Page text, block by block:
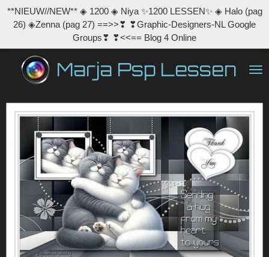
Ga
direct
de
hoofdinhoudMarja Psp Lessen
**NIEUW//NEW** ◈ 1200 ◈ Niya ✨1200 LESSEN✨ ◈ Halo (pag
26) ◈Zenna (pag 27) ==>>❣ ❣Graphic-Designers-NL Google
Groups❣ ❣<<== Blog 4 Online